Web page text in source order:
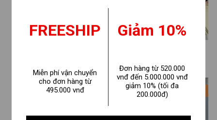
chất liệu cotton co giãn 4
chiều - Mã RT8156
- 31%
thì bạn làm chi nựa" - Áo thun
nữ 𝐋𝐎𝐙𝐀- Mã RT8297
FREESHIP
Miễn phí vận chuyển
cho đơn hàng từ
495.000 vnđ
Giảm 10%
Đơn hàng từ 520.000
vnđ đến 5.000.000 vnđ
giảm 10% (tối đa
200.000đ)